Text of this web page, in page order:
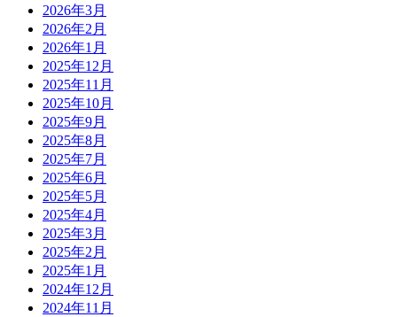
2026年3月
2026年2月
2026年1月
2025年12月
2025年11月
2025年10月
2025年9月
2025年8月
2025年7月
2025年6月
2025年5月
2025年4月
2025年3月
2025年2月
2025年1月
2024年12月
2024年11月